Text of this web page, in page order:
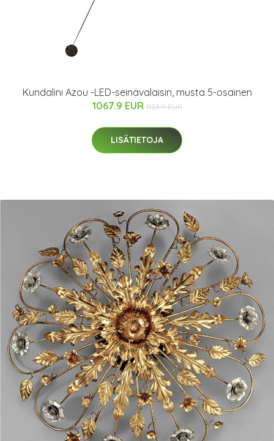
Kundalini Azou -LED-seinävalaisin, musta 5-osainen
1067.9 EUR 1123.9 EUR
LISÄTIETOJA